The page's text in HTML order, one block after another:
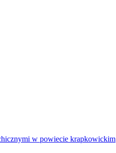
w powiecie krapkowickim